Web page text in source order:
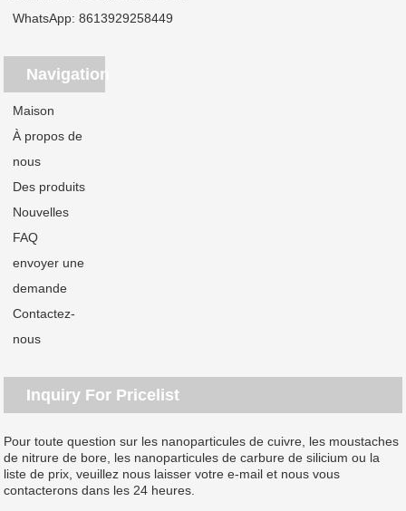
WhatsApp:8613929258449
Navigation
Maison
À propos de
nous
Des produits
Nouvelles
FAQ
envoyer une
demande
Contactez-
nous
Inquiry For Pricelist
Pour toute question sur les nanoparticules de cuivre, les moustaches
de nitrure de bore, les nanoparticules de carbure de silicium ou la
liste de prix, veuillez nous laisser votre e-mail et nous vous
contacterons dans les 24 heures.